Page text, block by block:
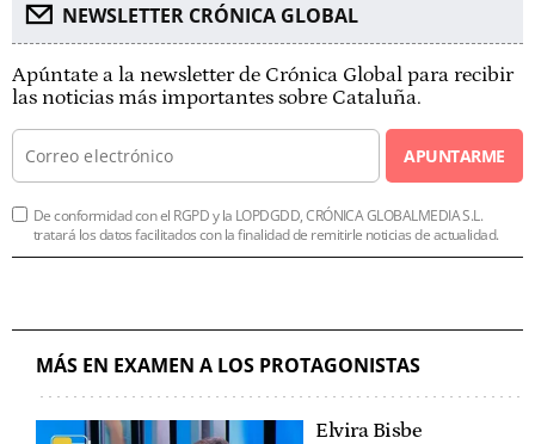
NEWSLETTER CRÓNICA GLOBAL
Apúntate a la newsletter de Crónica Global para recibir
las noticias más importantes sobre Cataluña.
APUNTARME
De conformidad con el RGPD y la LOPDGDD, CRÓNICA GLOBALMEDIA S.L.
tratará los datos facilitados con la finalidad de remitirle noticias de actualidad.
MÁS EN EXAMEN A LOS PROTAGONISTAS
Elvira Bisbe